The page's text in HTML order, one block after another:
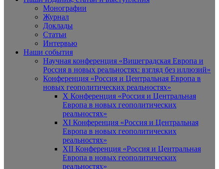
Монографии
Журнал
Доклады
Статьи
Интервью
Наши события
Научная конференция «Вишеградская Европа и
Россия в новых реальностях: взгляд без иллюзий»
Конференция «Россия и Центральная Европа в
новых геополитических реальностях»
X Конференция «Россия и Центральная
Европа в новых геополитических
реальностях»
XI Конференция «Россия и Центральная
Европа в новых геополитических
реальностях»
XII Конференция «Россия и Центральная
Европа в новых геополитических
реальностях»